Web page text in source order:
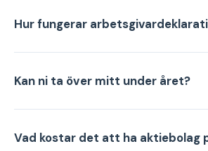
Hur fungerar
Kan ni ta över mitt under året?
Vad kostar det att ha aktiebolag